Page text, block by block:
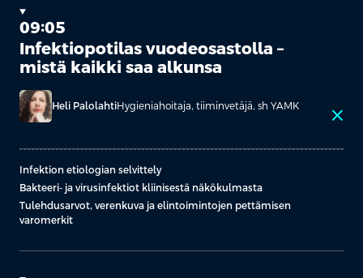
09:05
Infektiopotilas vuodeosastolla –
mistä kaikki saa alkunsa
Heli PalolahtiHygieniahoitaja, tiiminvetäjä, sh YAMK close
Infektion etiologian selvittely
Bakteeri- ja virusinfektiot kliinisestä näkökulmasta
Tulehdusarvot, verenkuva ja elintoimintojen pettämisen
varomerkit